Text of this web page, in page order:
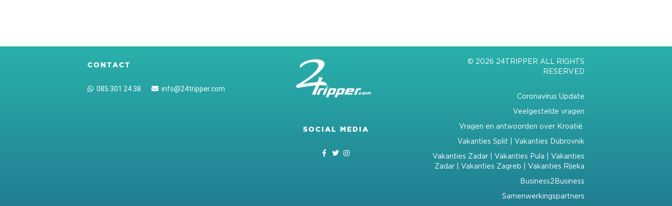
CONTACT
085 301 24 38 info@24tripper.com
SOCIAL MEDIA
© 2026 24TRIPPER ALL RIGHTS
RESERVED
Coronavirus Update
Veelgestelde vragen
Vragen en antwoorden over Kroatië
Vakanties Split
Vakanties Dubrovnik
Vakanties Zadar
Vakanties Pula
Vakanties
Zadar
Vakanties Zagreb
Vakanties Rijeka
Business2Business
Samenwerkingspartners